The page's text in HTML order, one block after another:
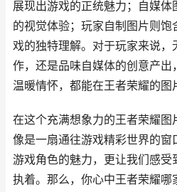
展现出游戏的正统魅力；自媒
的视觉体验；玩家自制图片则
戏的独特理解。对于玩家来说
作，还是品味自媒体的创意产出
温暖情怀，都能在王者荣耀的图
在这个充满想象力的王者荣耀
像是一扇通往游戏精彩世界的窗
游戏角色的魅力，更让我们感受
执着。那么，你心中王者荣耀哪